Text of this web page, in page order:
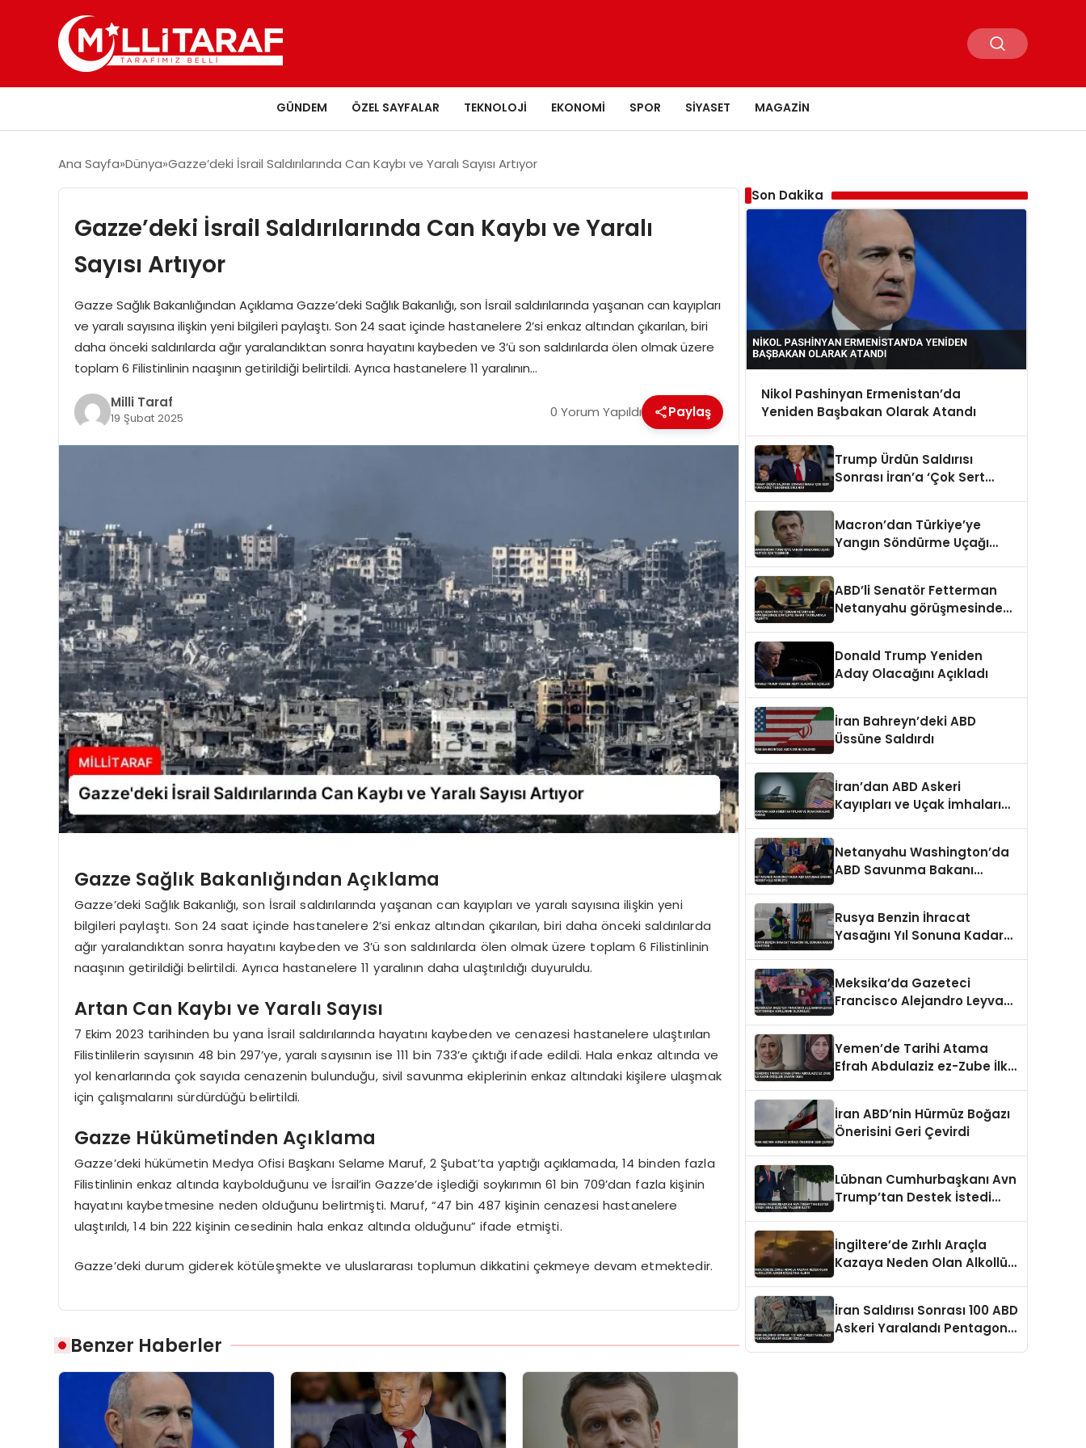
GÜNDEM ÖZEL SAYFALAR TEKNOLOJI EKONOMI SPOR SIYASET MAGAZIN
Ana Sayfa Dünya Gazze’deki İsrail Saldırılarında Can Kaybı ve Yaralı Sayısı Artıyor
Gazze’deki İsrail Saldırılarında Can Kaybı ve Yaralı
Sayısı Artıyor
Gazze Sağlık Bakanlığından Açıklama Gazze’deki Sağlık Bakanlığı, son İsrail saldırılarında yaşanan can kayıpları
ve yaralı sayısına ilişkin yeni bilgileri paylaştı. Son 24 saat içinde hastanelere 2’si enkaz altından çıkarılan, biri
daha önceki saldırılarda ağır yaralandıktan sonra hayatını kaybeden ve 3’ü son saldırılarda ölen olmak üzere
toplam 6 Filistinlinin naaşının getirildiği belirtildi. Ayrıca hastanelere 11 yaralının…
Milli Taraf
19 Şubat 2025 0 Yorum Yapıldı Paylaş
Gazze Sağlık Bakanlığından Açıklama
Gazze’deki Sağlık Bakanlığı, son İsrail saldırılarında yaşanan can kayıpları ve yaralı sayısına ilişkin yeni
bilgileri paylaştı. Son 24 saat içinde hastanelere 2’si enkaz altından çıkarılan, biri daha önceki saldırılarda
ağır yaralandıktan sonra hayatını kaybeden ve 3’ü son saldırılarda ölen olmak üzere toplam 6 Filistinlinin
naaşının getirildiği belirtildi. Ayrıca hastanelere 11 yaralının daha ulaştırıldığı duyuruldu.
Artan Can Kaybı ve Yaralı Sayısı
7 Ekim 2023 tarihinden bu yana İsrail saldırılarında hayatını kaybeden ve cenazesi hastanelere ulaştırılan
Filistinlilerin sayısının 48 bin 297’ye, yaralı sayısının ise 111 bin 733’e çıktığı ifade edildi. Hala enkaz altında ve
yol kenarlarında çok sayıda cenazenin bulunduğu, sivil savunma ekiplerinin enkaz altındaki kişilere ulaşmak
için çalışmalarını sürdürdüğü belirtildi.
Gazze Hükümetinden Açıklama
Gazze’deki hükümetin Medya Ofisi Başkanı Selame Maruf, 2 Şubat’ta yaptığı açıklamada, 14 binden fazla
Filistinlinin enkaz altında kaybolduğunu ve İsrail’in Gazze’de işlediği soykırımın 61 bin 709’dan fazla kişinin
hayatını kaybetmesine neden olduğunu belirtmişti. Maruf, “47 bin 487 kişinin cenazesi hastanelere
ulaştırıldı, 14 bin 222 kişinin cesedinin hala enkaz altında olduğunu” ifade etmişti.
Gazze’deki durum giderek kötüleşmekte ve uluslararası toplumun dikkatini çekmeye devam etmektedir.
Benzer Haberler
Son Dakika
Nikol Pashinyan Ermenistan’da
Yeniden Başbakan Olarak Atandı
Trump Ürdün Saldırısı
Sonrası İran’a ‘Çok Sert
Macron’dan Türkiye’ye
Yangın Söndürme Uçağı
ABD’li Senatör Fetterman
Netanyahu görüşmesinde
Donald Trump Yeniden
Aday Olacağını Açıkladı
İran Bahreyn’deki ABD
Üssüne Saldırdı
İran’dan ABD Askeri
Kayıpları ve Uçak İmhaları
Netanyahu Washington’da
ABD Savunma Bakanı
Rusya Benzin İhracat
Yasağını Yıl Sonuna Kadar
Meksika’da Gazeteci
Francisco Alejandro Leyva
Yemen’de Tarihi Atama
Efrah Abdulaziz ez-Zube İlk
İran ABD’nin Hürmüz Boğazı
Önerisini Geri Çevirdi
Lübnan Cumhurbaşkanı Avn
Trump’tan Destek İstedi
İngiltere’de Zırhlı Araçla
Kazaya Neden Olan Alkollü
İran Saldırısı Sonrası 100 ABD
Askeri Yaralandı Pentagon